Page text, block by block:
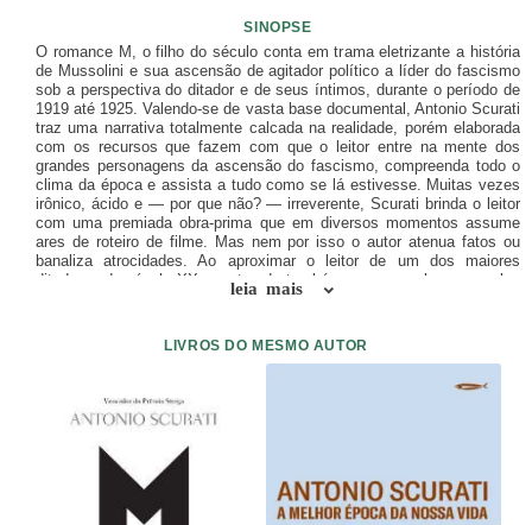
SINOPSE
O romance M, o filho do século conta em trama eletrizante a história
de Mussolini e sua ascensão de agitador político a líder do fascismo
sob a perspectiva do ditador e de seus íntimos, durante o período de
1919 até 1925. Valendo-se de vasta base documental, Antonio Scurati
traz uma narrativa totalmente calcada na realidade, porém elaborada
com os recursos que fazem com que o leitor entre na mente dos
grandes personagens da ascensão do fascismo, compreenda todo o
clima da época e assista a tudo como se lá estivesse. Muitas vezes
irônico, ácido e ― por que não? ― irreverente, Scurati brinda o leitor
com uma premiada obra-prima que em diversos momentos assume
ares de roteiro de filme. Mas nem por isso o autor atenua fatos ou
banaliza atrocidades. Ao aproximar o leitor de um dos maiores
ditadores do século XX, mostrando também seus percalços, mazelas
e habilidades, Scurati revela como a história é definida por pessoas
de pessoas comuns.
leia mais
LIVROS DO MESMO AUTOR